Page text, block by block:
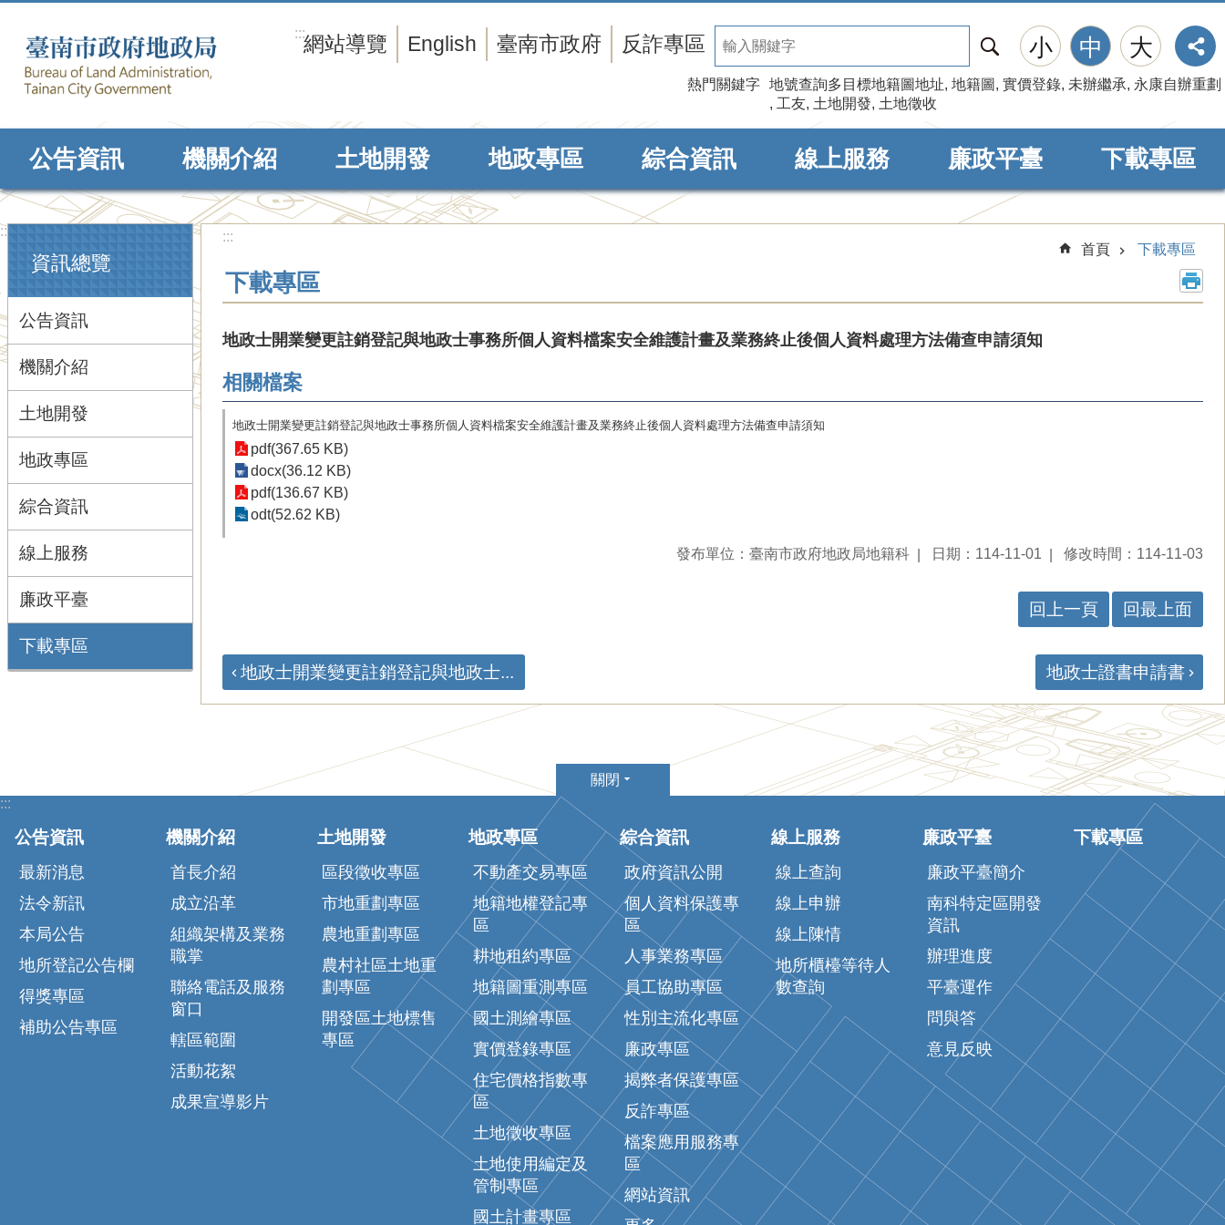
:::網站導覽 English 臺南市政府 反詐專區
尋
熱門關鍵字 地號查詢多目標地籍圖地址 地籍圖 實價登錄 未辦繼承 永康自辦重劃
工友 土地開發 土地徵收
小 中 大
公告資訊 機關介紹 土地開發 地政專區 綜合資訊 線上服務 廉政平臺 下載專區
:::
資訊總覽
公告資訊
機關介紹
土地開發
地政專區
綜合資訊
線上服務
廉政平臺
下載專區
:::
首頁
下載專區
下載專區
地政士開業變更註銷登記與地政士事務所個人資料檔案安全維護計畫及業務終止後個人資料處理方法備查申請須知
相關檔案
地政士開業變更註銷登記與地政士事務所個人資料檔案安全維護計畫及業務終止後個人資料處理方法備查申請須知
pdf(367.65 KB)
docx(36.12 KB)
pdf(136.67 KB)
odt(52.62 KB)
發布單位：臺南市政府地政局地籍科 日期：114-11-01 修改時間：114-11-03
回上一頁 回最上面
地政士開業變更註銷登記與地政士... 地政士證書申請書
關閉
:::
公告資訊
最新消息
法令新訊
本局公告
地所登記公告欄
得獎專區
補助公告專區
機關介紹
首長介紹
成立沿革
組織架構及業務
職掌
聯絡電話及服務
窗口
轄區範圍
活動花絮
成果宣導影片
土地開發
區段徵收專區
市地重劃專區
農地重劃專區
農村社區土地重
劃專區
開發區土地標售
專區
地政專區
不動產交易專區
地籍地權登記專
區
耕地租約專區
地籍圖重測專區
國土測繪專區
實價登錄專區
住宅價格指數專
區
土地徵收專區
土地使用編定及
管制專區
國土計畫專區
綜合資訊
政府資訊公開
個人資料保護專
區
人事業務專區
員工協助專區
性別主流化專區
廉政專區
揭弊者保護專區
反詐專區
檔案應用服務專
區
網站資訊
線上服務
線上查詢
線上申辦
線上陳情
地所櫃檯等待人
數查詢
廉政平臺
廉政平臺簡介
南科特定區開發
資訊
辦理進度
平臺運作
問與答
意見反映
下載專區